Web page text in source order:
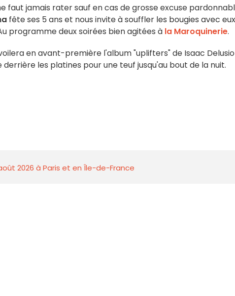
faut jamais rater sauf en cas de grosse excuse
fête ses 5 ans et nous invite à souffler les bougies avec
programme deux soirées bien agitées à la Maroquinerie.
en avant-première l'album "uplifters" de Isaac
les platines pour une teuf jusqu'au bout de la nuit.
2026 à Paris et en Île-de-France